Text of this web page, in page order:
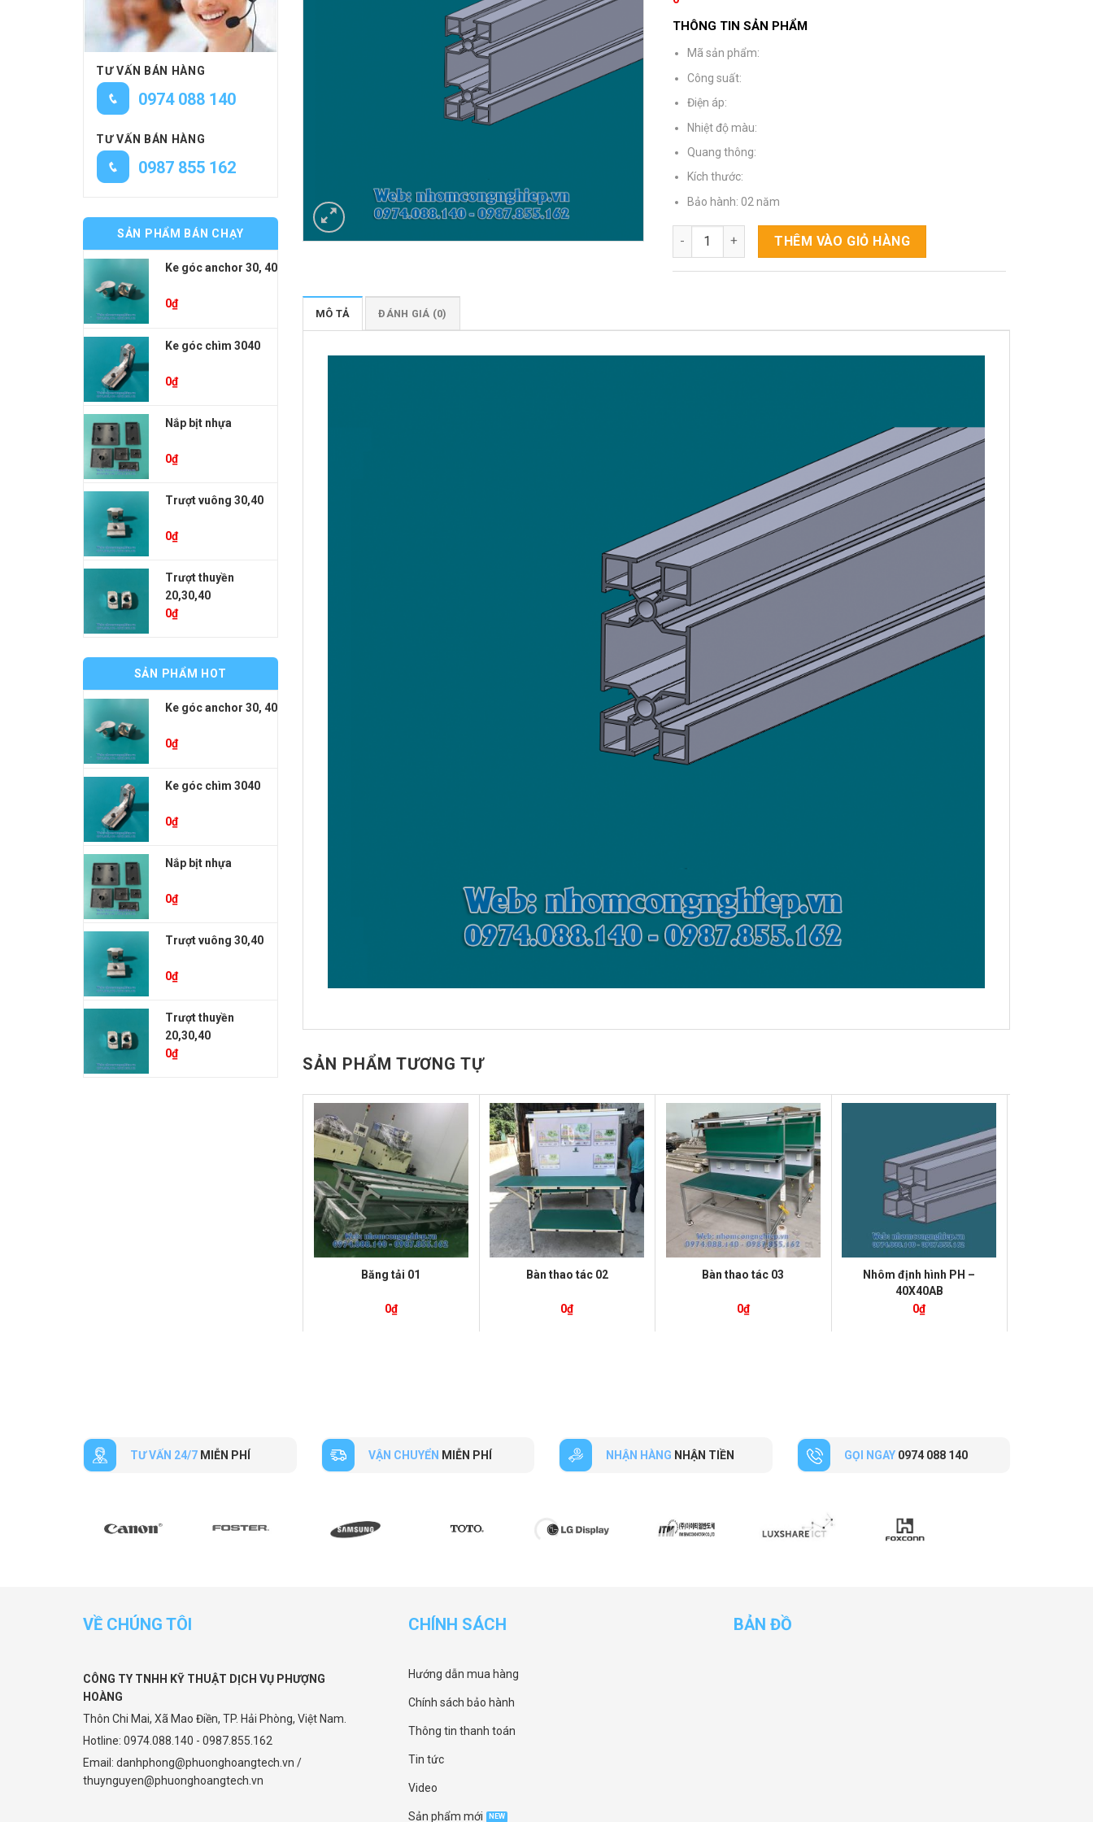
TƯ VẤN BÁN HÀNG
0974 088 140
TƯ VẤN BÁN HÀNG
0987 855 162
SẢN PHẨM BÁN CHẠY
Ke góc anchor 30, 40
0₫
Ke góc chìm 3040
0₫
Nắp bịt nhựa
0₫
Trượt vuông 30,40
0₫
Trượt thuyền
20,30,40
0₫
SẢN PHẨM HOT
Ke góc anchor 30, 40
0₫
Ke góc chìm 3040
0₫
Nắp bịt nhựa
0₫
Trượt vuông 30,40
0₫
Trượt thuyền
20,30,40
0₫
THÔNG TIN SẢN PHẨM
Mã sản phẩm:
Công suất:
Điện áp:
Nhiệt độ màu:
Quang thông:
Kích thước:
Bảo hành: 02 năm
Nhôm định hình PH - 40X80F số lượng
THÊM VÀO GIỎ HÀNG
MÔ TẢ ĐÁNH GIÁ (0)
SẢN PHẨM TƯƠNG TỰ
Băng tải 01
0₫
Bàn thao tác 02
0₫
Bàn thao tác 03
0₫
Nhôm định hình PH –
40X40AB
0₫
TƯ VẤN 24/7 MIỄN PHÍ VẬN CHUYỂN MIỄN PHÍ NHẬN HÀNG NHẬN TIỀN GỌI NGAY0974 088 140
VỀ CHÚNG TÔI
CÔNG TY TNHH KỸ THUẬT DỊCH VỤ PHƯỢNG
HOÀNG
Thôn Chi Mai, Xã Mao Điền, TP. Hải Phòng, Việt Nam.
Hotline: 0974.088.140 - 0987.855.162
Email: danhphong@phuonghoangtech.vn /
thuynguyen@phuonghoangtech.vn
CHÍNH SÁCH
Hướng dẫn mua hàng
Chính sách bảo hành
Thông tin thanh toán
Tin tức
Video
Sản phẩm mới
BẢN ĐỒ